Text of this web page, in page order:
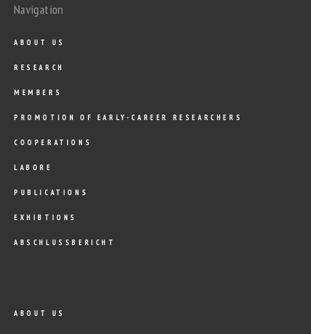
Navigation
ABOUT US
RESEARCH
MEMBERS
PROMOTION OF EARLY-CAREER RESEARCHERS
COOPERATIONS
LABORE
PUBLICATIONS
EXHIBTIONS
ABSCHLUSSBERICHT
ABOUT US